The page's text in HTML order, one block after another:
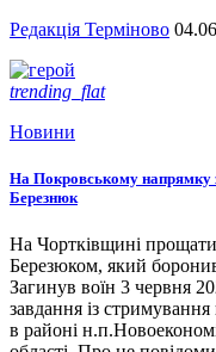
Редакція Терміново
trending_flat
Новини
На Покровському напрямку
Березнюк
На Чортківщині
Березюком, який
Загинув воїн 3 червня
завдання із стримування
в районі